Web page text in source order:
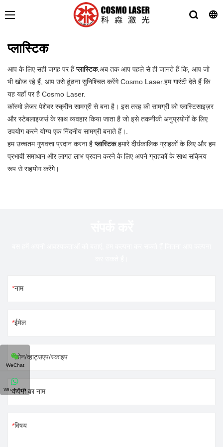
प्लास्टिक
आप के लिए सही जगह पर हैंप्लास्टिक.अब तक आप पहले से ही जानते हैं कि, आप जो
भी खोज रहे हैं, आप उसे ढूंढना सुनिश्चित करेंगे Cosmo Laser.हम गारंटी देते हैं कि
यह यहाँ पर है Cosmo Laser.
कॉस्मो लेजर पेशेवर स्क्रीन सामग्री से बना है। इस तरह की सामग्री को प्लास्टिसाइज़र
और स्टेबलाइजर्स के साथ व्यवहार किया जाता है जो इसे तकनीकी अनुप्रयोगों के लिए
उपयोग करने योग्य एक निंदनीय सामग्री बनाते हैं।.
हम उच्चतम गुणवत्ता प्रदान करना हैप्लास्टिक.हमारे दीर्घकालिक ग्राहकों के लिए और हम
प्रभावी समाधान और लागत लाभ प्रदान करने के लिए अपने ग्राहकों के साथ सक्रिय
रूप से सहयोग करेंगे।
नाम
ईमेल
फ़ोन/व्हाट्सएप/स्काइप
कंपनी का नाम
विषय
WeChat
WhatsApp